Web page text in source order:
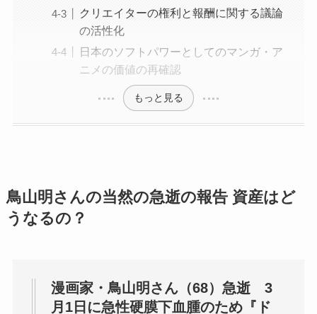
クリエイターの権利と報酬に関する議論
の活性化
日本のソフトパワーとしてのマンガ・ア
ニメの価値の再確認
もっと見る
鳥山明さんの当然の急逝の報告 資産はど
うなるの？
漫画家・鳥山明さん（68）急逝 3
月1日に急性硬膜下血腫のため『ド